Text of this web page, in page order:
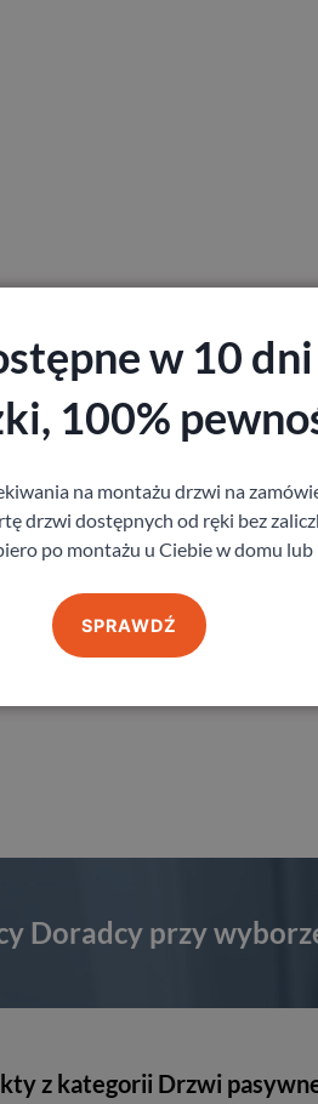
Doradcy przy
z kategorii Drzwi
w 10 dni
100%
na montażu drzwi na
drzwi dostępnych od ręki bez
po montażu u Ciebie w domu lub
SPRAWDŹ